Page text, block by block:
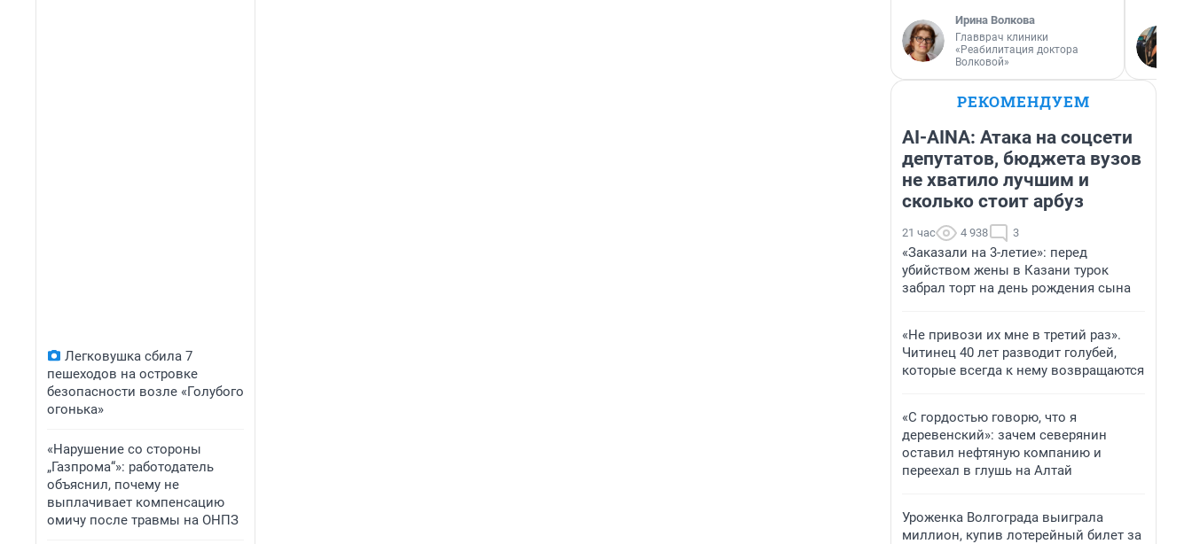
Легковушка сбила 7
пешеходов на островке
безопасности возле «Голубого
огонька»
«Нарушение со стороны
„Газпрома“»: работодатель
объяснил, почему не
выплачивает компенсацию
омичу после травмы на ОНПЗ
Ирина Волкова
Главврач клиники
«Реабилитация доктора
Волковой»
РЕКОМЕНДУЕМ
AI-AINA: Атака на соцсети
депутатов, бюджета вузов
не хватило лучшим и
сколько стоит арбуз
21 час 4 938 3
«Заказали на 3-летие»: перед
убийством жены в Казани турок
забрал торт на день рождения сына
«Не привози их мне в третий раз».
Читинец 40 лет разводит голубей,
которые всегда к нему возвращаются
«С гордостью говорю, что я
деревенский»: зачем северянин
оставил нефтяную компанию и
переехал в глушь на Алтай
Уроженка Волгограда выиграла
миллион, купив лотерейный билет за